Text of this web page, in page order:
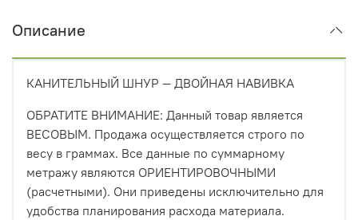
Описание
КАНИТЕЛЬНЫЙ ШНУР — ДВОЙНАЯ НАВИВКА
ОБРАТИТЕ ВНИМАНИЕ: Данный товар является
ВЕСОВЫМ. Продажа осуществляется строго по
весу в граммах. Все данные по суммарному
метражу являются ОРИЕНТИРОВОЧНЫМИ
(расчетными). Они приведены исключительно для
удобства планирования расхода материала.